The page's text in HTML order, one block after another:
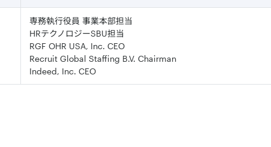
専務執行役員 事業本部担当
HRテクノロジーSBU担当
RGF OHR USA, Inc. CEO
Recruit Global Staffing B.V. Chairman
Indeed, Inc. CEO